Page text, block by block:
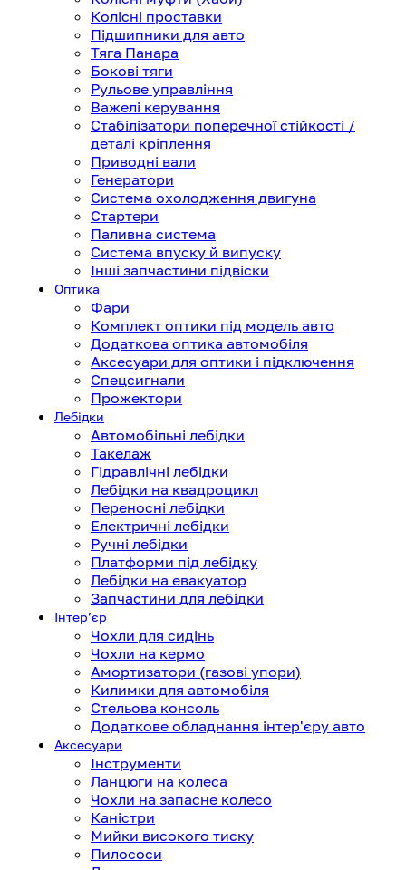
Колісні проставки
Підшипники для авто
Тяга Панара
Бокові тяги
Рульове управління
Важелі керування
Стабілізатори поперечної стійкості /
деталі кріплення
Приводні вали
Генератори
Система охолодження двигуна
Стартери
Паливна система
Система впуску й випуску
Інші запчастини підвіски
Оптика
Фари
Комплект оптики під модель авто
Додаткова оптика автомобіля
Аксесуари для оптики і підключення
Спецсигнали
Прожектори
Лебідки
Автомобільні лебідки
Такелаж
Гідравлічні лебідки
Лебідки на квадроцикл
Переносні лебідки
Електричні лебідки
Ручні лебідки
Платформи під лебідку
Лебідки на евакуатор
Запчастини для лебідки
Інтерʼєр
Чохли для сидінь
Чохли на кермо
Амортизатори (газові упори)
Килимки для автомобіля
Стельова консоль
Додаткове обладнання інтер'єру авто
Аксесуари
Інструменти
Ланцюги на колеса
Чохли на запасне колесо
Каністри
Мийки високого тиску
Пилососи